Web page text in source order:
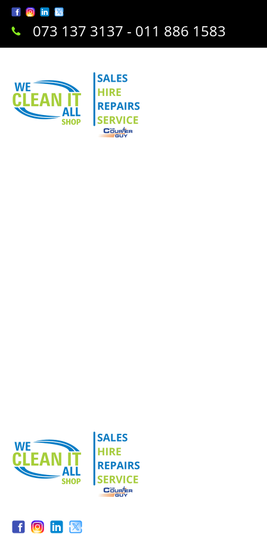
073 137 3137 - 011 886 1583